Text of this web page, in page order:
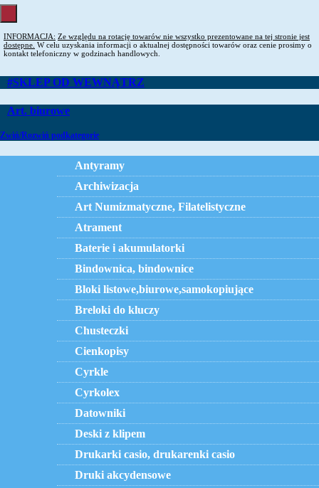
INFORMACJA: Ze względu na rotację towarów nie wszystko prezentowane na tej stronie jest
dostępne. W celu uzyskania informacji o aktualnej dostępności towarów oraz cenie prosimy o
kontakt telefoniczny w godzinach handlowych.
#SKLEP OD WEWNĄTRZ
Art. biurowe
Zwiń/Rozwiń podkategorie
Antyramy
Archiwizacja
Art Numizmatyczne, Filatelistyczne
Atrament
Baterie i akumulatorki
Bindownica, bindownice
Bloki listowe,biurowe,samokopiujące
Breloki do kluczy
Chusteczki
Cienkopisy
Cyrkle
Cyrkolex
Datowniki
Deski z klipem
Drukarki casio, drukarenki casio
Druki akcydensowe